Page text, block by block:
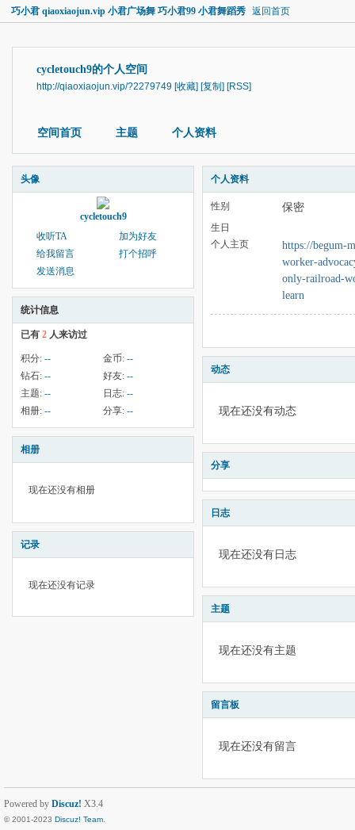
巧小君 qiaoxiaojun.vip 小君广场舞 巧小君99 小君舞蹈秀 返回首页
cycletouch9的个人空间
http://qiaoxiaojun.vip/?2279749 [收藏] [复制] [RSS]
空间首页 主题 个人资料
头像
cycletouch9
收听TA
加为好友
给我留言
打个招呼
发送消息
统计信息
已有 2 人来访过
积分: -- 金币: --
钻石: -- 好友: --
主题: -- 日志: --
相册: -- 分享: --
相册
现在还没有相册
记录
现在还没有记录
个人资料
性别 保密
生日
个人主页
https://begum-
worker-
only-railroad-
learn
动态
现在还没有动态
分享
日志
现在还没有日志
主题
现在还没有主题
留言板
现在还没有留言
Powered by Discuz! X3.4
© 2001-2023 Discuz! Team